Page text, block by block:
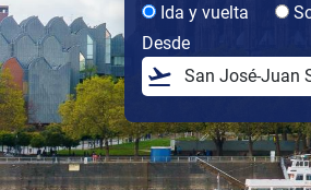
Ida y vuelta
Desde